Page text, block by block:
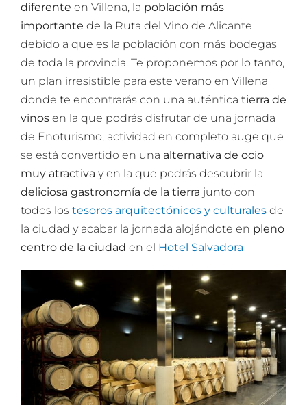
diferente en Villena, la población más
importante de la Ruta del Vino de Alicante
debido a que es la población con más bodegas
de toda la provincia. Te proponemos por lo tanto,
un plan irresistible para este verano en Villena
donde te encontrarás con una auténtica tierra de
vinos en la que podrás disfrutar de una jornada
de Enoturismo, actividad en completo auge que
se está convertido en una alternativa de ocio
muy atractiva y en la que podrás descubrir la
deliciosa gastronomía de la tierra junto con
todos los tesoros arquitectónicos y culturales de
la ciudad y acabar la jornada alojándote en pleno
centro de la ciudad en el Hotel Salvadora